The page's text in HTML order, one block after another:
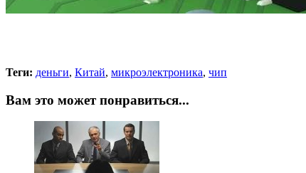
Теги: деньги, Китай, микроэлектроника, чип
Вам это может понравиться...